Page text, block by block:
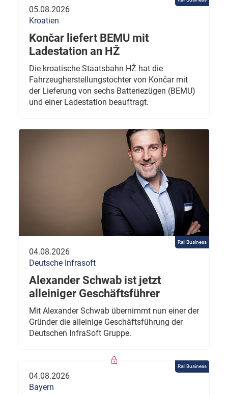
05.08.2026
Kroatien
Končar liefert BEMU mit
Ladestation an HŽ
Die kroatische Staatsbahn HŽ hat die
Fahrzeugherstellungstochter von Končar mit
der Lieferung von sechs Batteriezügen (BEMU)
und einer Ladestation beauftragt.
Rail Business
04.08.2026
Deutsche Infrasoft
Alexander Schwab ist jetzt
alleiniger Geschäftsführer
Mit Alexander Schwab übernimmt nun einer der
Gründer die alleinige Geschäftsführung der
Deutschen InfraSoft Gruppe.
Rail Business
04.08.2026
Bayern